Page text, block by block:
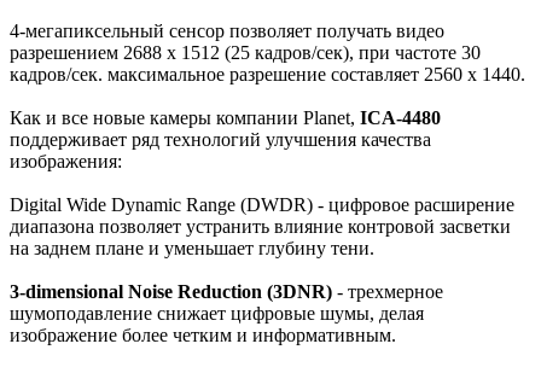
4-мегапиксельный сенсор позволяет получать видео
разрешением 2688 x 1512 (25 кадров/сек), при частоте 30
кадров/сек. максимальное разрешение составляет 2560 x 1440.
Как и все новые камеры компании Planet, ICA-4480
поддерживает ряд технологий улучшения качества
изображения:
Digital Wide Dynamic Range (DWDR) - цифровое расширение
диапазона позволяет устранить влияние контровой засветки
на заднем плане и уменьшает глубину тени.
3-dimensional Noise Reduction (3DNR) - трехмерное
шумоподавление снижает цифровые шумы, делая
изображение более четким и информативным.